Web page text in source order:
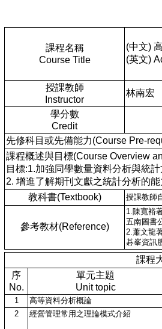
課程名稱
Course Title
(中文)
(英文)
授課教師
Instructor
林南宏
學分數
Credit
先修科目或先備能力(Course Pre-
課程概述與目標(Course Overview
目標:1.加強同學數量資料分析與統
2. 增進了解期刊文獻之統計分析的
教科書(Textbook)
授課教師
參考教材(Reference)
1.陳寬裕
五南圖書
2.蕭文龍
碁峯資訊
課程
序
No.
單元主題
Unit topic
1 高等資料分析概論
2
經營管理常用之理論模式介紹